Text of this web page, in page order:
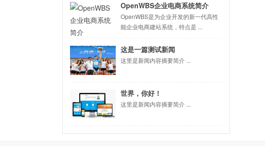
OpenWBS企业电商系统简介
OpenWBS是为企业开发的新一代高性
能企业电商建站系统，特点是 ...
这是一篇测试新闻
这里是新闻内容摘要简介 ...
世界，你好！
这里是新闻内容摘要简介 ...